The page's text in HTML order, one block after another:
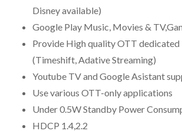
Disney available)
Google Play Music, Movies &
Provide High quality OTT
(Timeshift, Adative Streaming)
Youtube TV and Google Asistant
Use various OTT-only applications
Under 0.5W Standby Power
HDCP 1.4,2.2